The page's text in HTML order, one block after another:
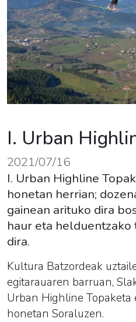
I. Urban
2021/07/16
I. Urban Highline
honetan herrian;
gainean arituko dira
haur eta
dira.
Kultura Batzordeak
egitarauaren barruan,
Urban Highline Topaketa
honetan Soraluzen.